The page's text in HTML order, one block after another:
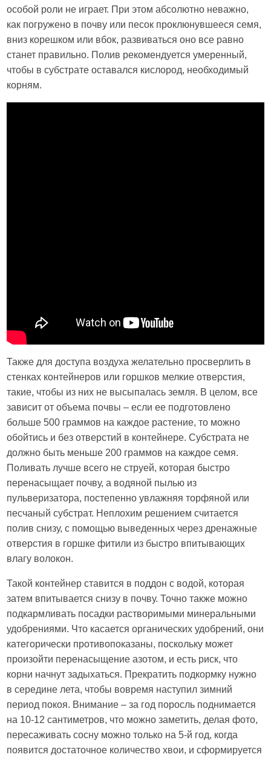
особой роли не играет. При этом абсолютно неважно,
как погружено в почву или песок проклюнувшееся семя,
вниз корешком или вбок, развиваться оно все равно
станет правильно. Полив рекомендуется умеренный,
чтобы в субстрате оставался кислород, необходимый
корням.
Также для доступа воздуха желательно просверлить в
стенках контейнеров или горшков мелкие отверстия,
такие, чтобы из них не высыпалась земля. В целом, все
зависит от объема почвы – если ее подготовлено
больше 500 граммов на каждое растение, то можно
обойтись и без отверстий в контейнере. Субстрата не
должно быть меньше 200 граммов на каждое семя.
Поливать лучше всего не струей, которая быстро
перенасыщает почву, а водяной пылью из
пульверизатора, постепенно увлажняя торфяной или
песчаный субстрат. Неплохим решением считается
полив снизу, с помощью выведенных через дренажные
отверстия в горшке фитили из быстро впитывающих
влагу волокон.
Такой контейнер ставится в поддон с водой, которая
затем впитывается снизу в почву. Точно также можно
подкармливать посадки растворимыми минеральными
удобрениями. Что касается органических удобрений, они
категорически противопоказаны, поскольку может
произойти перенасыщение азотом, и есть риск, что
корни начнут задыхаться. Прекратить подкормку нужно
в середине лета, чтобы вовремя наступил зимний
период покоя. Внимание – за год поросль поднимается
на 10-12 сантиметров, что можно заметить, делая фото,
пересаживать сосну можно только на 5-й год, когда
появится достаточное количество хвои, и сформируется